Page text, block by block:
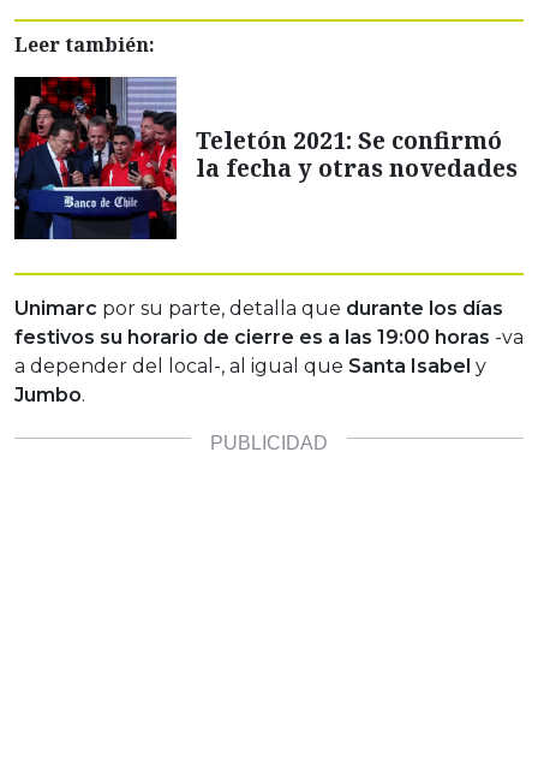
Leer también:
Teletón 2021: Se confirmó
la fecha y otras novedades
Unimarc por su parte, detalla que durante los días
festivos su horario de cierre es a las 19:00 horas -va
a depender del local-, al igual que Santa Isabel y
Jumbo.